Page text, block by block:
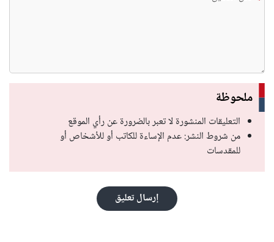
ملحوظة
التعليقات المنشورة لا تعبر بالضرورة عن رأي الموقع
من شروط النشر: عدم الإساءة للكاتب أو للأشخاص أو
للمقدسات
إرسال تعليق